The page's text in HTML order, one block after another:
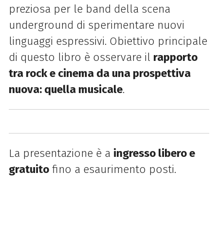
preziosa per le band della scena
underground di sperimentare nuovi
linguaggi espressivi. Obiettivo principale
di questo libro è osservare il rapporto
tra rock e cinema da una prospettiva
nuova: quella musicale.
La presentazione è a ingresso libero e
gratuitofino a esaurimento posti.